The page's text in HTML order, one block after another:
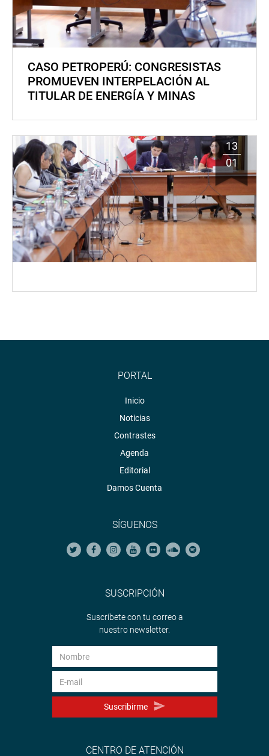
CASO PETROPERÚ: CONGRESISTAS
PROMUEVEN INTERPELACIÓN AL
TITULAR DE ENERGÍA Y MINAS
13
01
PORTAL
Inicio
Noticias
Contrastes
Agenda
Editorial
Damos Cuenta
SÍGUENOS
SUSCRIPCIÓN
Suscríbete con tu correo a
nuestro newsletter.
Suscribirme
CENTRO DE ATENCIÓN